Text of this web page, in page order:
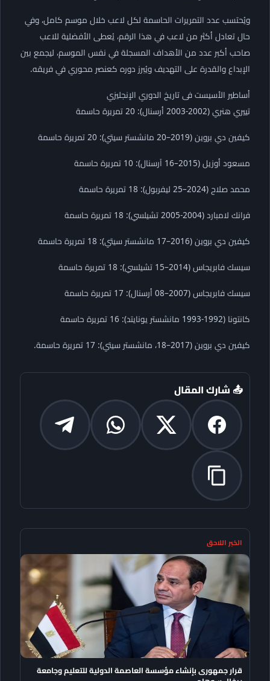
ويُحتسب عدد التمريرات الحاسمة لكل لاعب خلال موسم كامل، وفي
حال تعادل أكثر من لاعب في هذا الرقم، يُعطى الأفضلية للاعب
صاحب أكبر عدد من الأهداف المسجلة في نفس الموسم، ليجمع بين
الإبداع والقدرة على التهديف ويُبرز دوره كعنصر محوري في فريقه.
أساطير الأسيست فى تاريخ الدوري الإنجليزي
تييري هنري (2002-2003 أرسنال): 20 تمريرة حاسمة
كيفين دي بروين (2019–20 مانشستر سيتي): 20 تمريرة حاسمة
مسعود أوزيل (2015–16 آرسنال): 10 تمريرة حاسمة
محمد صلاح (2024–25 ليفربول): 18 تمريرة حاسمة
فرانك لامبارد (2004-2005 تشيلسي): 18 تمريرة حاسمة
كيفين دي بروين (2016–17 مانشستر سيتي): 18 تمريرة حاسمة
سيسك فابريجاس (2014–15 تشيلسي): 18 تمريرة حاسمة
سيسك فابريجاس (2007–08 أرسنال): 17 تمريرة حاسمة
كانتونا (1992-1993 مانشستر يونايتد): 16 تمريرة حاسمة
كيفين دي بروين (2017–18، مانشستر سيتي): 17 تمريرة حاسمة.
📤 شارك المقال
الخبر اللاحق
قرار جمهورى بإنشاء مؤسسة العاصمة الدولية للتعليم وجامعة